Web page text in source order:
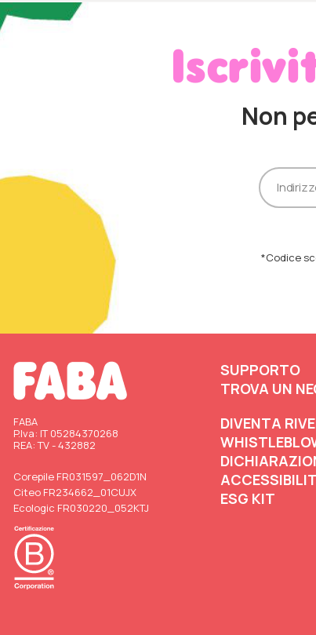
Non
*Codice
FABA
P.Iva: IT 05284370268
REA: TV - 432882
Corepile FR031597_062D1N
Citeo FR234662_01CUJX
Ecologic FR030220_052KTJ
SUPPORTO
TROVA UN
DIVENTA
ESG KIT